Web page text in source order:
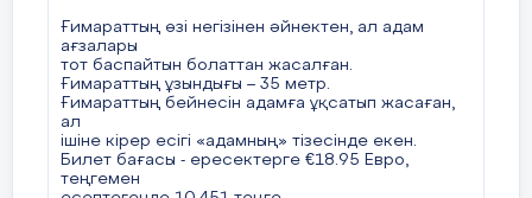
51. Әлемдегі ең күшті циклон-1991ж, Бангладештегі
циклон (138 мың адам қаза тапты)
52. Әлемдегі ең дүлей су тасқыны-1888ж,
Аустралиядағы Жаңа Оңт. Уэльс (биіктігі 1500 м)
53. Әлемдегі ең үлкен бұршақ-1970 ж, Канзасқа
жауған (шеңбері 44,5 см, салмағы 1кг)
54. Әлемдегі ең қатты бұршақ жауу-1888 жылы
Ғимараттың өзі негізінен әйнектен, ал адам
ағзалары
тот баспайтын болаттан жасалған.
Ғимараттың ұзындығы – 35 метр.
Ғимараттың бейнесін адамға ұқсатып жасаған,
ал
ішіне кірер есігі «адамның» тізесінде екен.
Билет бағасы - ересектерге €18.95 Евро,
теңгемен